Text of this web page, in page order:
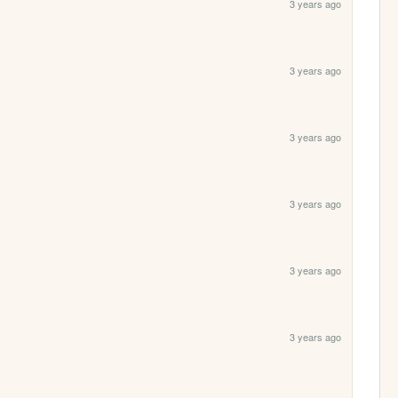
3 years ago
3 years ago
3 years ago
3 years ago
3 years ago
3 years ago